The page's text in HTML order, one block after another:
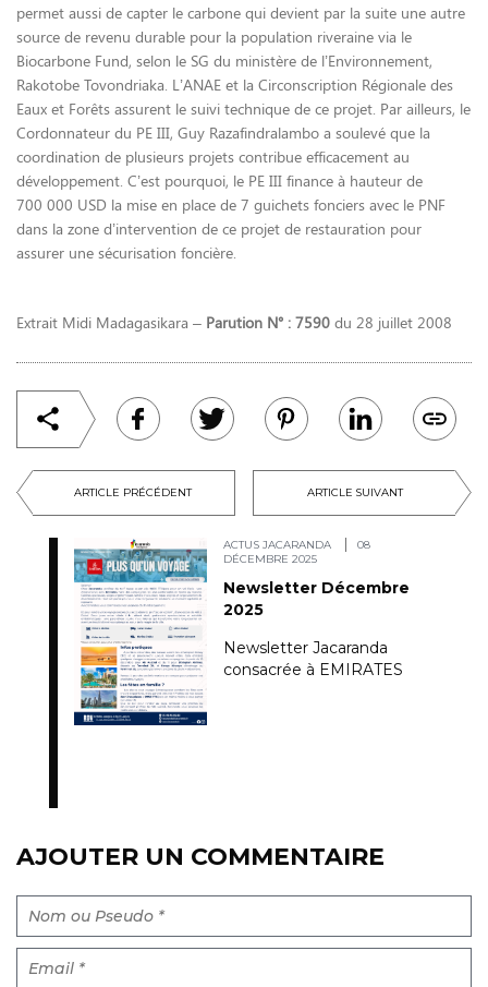
ARTICLE PRÉCÉDENT ARTICLE SUIVANT
ACTUS JACARANDA
08
DÉCEMBRE 2025
Newsletter Décembre
2025
Newsletter Jacaranda
consacrée à EMIRATES
permet aussi de capter le carbone qui devient par la suite une autre
source de revenu durable pour la population riveraine via le
Biocarbone Fund, selon le SG du ministère de l’Environnement,
Rakotobe Tovondriaka. L’ANAE et la Circonscription Régionale des
Eaux et Forêts assurent le suivi technique de ce projet. Par ailleurs, le
Cordonnateur du PE III, Guy Razafindralambo a soulevé que la
coordination de plusieurs projets contribue efficacement au
développement. C’est pourquoi, le PE III finance à hauteur de
700 000 USD la mise en place de 7 guichets fonciers avec le PNF
dans la zone d’intervention de ce projet de restauration pour
assurer une sécurisation foncière.
Extrait Midi Madagasikara – Parution N° : 7590 du 28 juillet 2008
AJOUTER UN COMMENTAIRE